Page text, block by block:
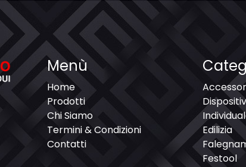
Menù
Home
Prodotti
Chi Siamo
Termini & Condizioni
Contatti
Edilizia
Festool